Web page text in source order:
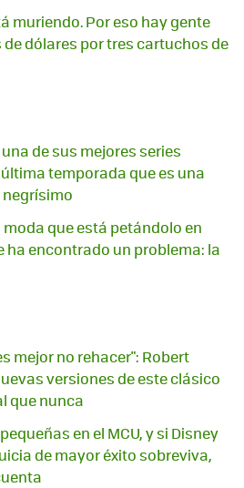
muriendo. Por eso hay gente
dólares por tres cartuchos de
de sus mejores series
temporada que es una
moda que está petándolo en
ha encontrado un problema: la
mejor no rehacer": Robert
versiones de este clásico
que nunca
en el MCU, y si Disney
de mayor éxito sobreviva,